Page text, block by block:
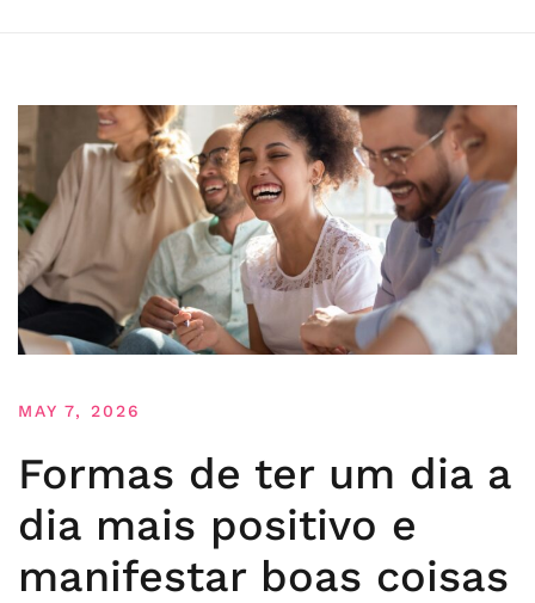
MAY 7, 2026
Formas de ter um dia a
dia mais positivo e
manifestar boas coisas